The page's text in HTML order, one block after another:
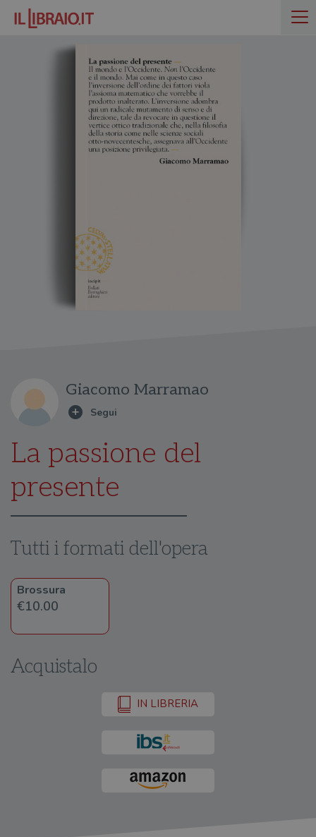
Giacomo Marramao
La passione del
presente
Tutti i formati dell'opera
Brossura
€10.00
Acquistalo
IN LIBRERIA